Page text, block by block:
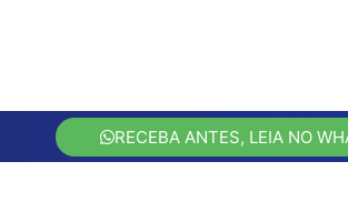
RECEBA ANTES, LEIA NO